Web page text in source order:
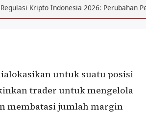
2026: Perubahan Penting untuk Trader
untuk suatu posisi
trader untuk mengelola
membatasi jumlah margin